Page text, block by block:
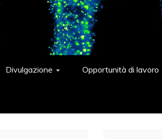
Divulgazione Opportunità di lavoro